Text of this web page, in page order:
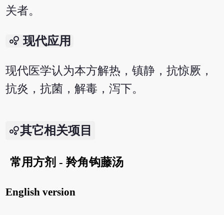
关者。
bubble_chart 现代应用
现代医学认为本方解热，镇静，抗惊厥，
抗炎，抗菌，解毒，泻下。
其它相关项目
常用方剂 - 羚角钩藤汤
English version